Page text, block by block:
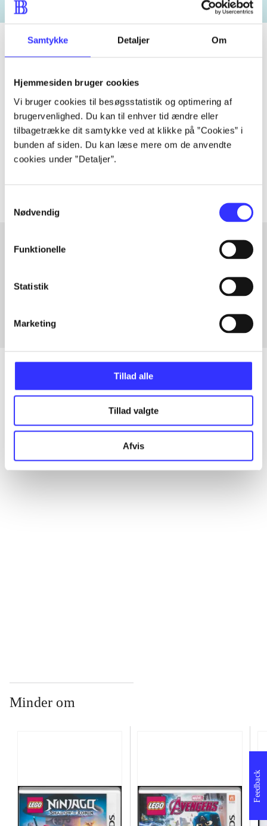
Samtykke Detaljer Om
Hjemmesiden bruger cookies
Vi bruger cookies til besøgsstatistik og optimering af
brugervenlighed. Du kan til enhver tid ændre eller
tilbagetrække dit samtykke ved at klikke på ”Cookies” i
bunden af siden. Du kan læse mere om de anvendte
cookies under ”Detaljer”.
Nødvendig
Funktionelle
Statistik
Marketing
Tillad alle
Tillad valgte
Afvis
Tidsskrift
Artiklen er en del af
lorem ipsum dolor sit amet ...
Tidsskrift
handler ofte om
Fra
Alle registrerede artikler fordelt på udgivelser
Minder om
Feedback